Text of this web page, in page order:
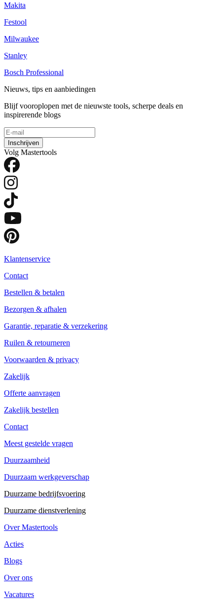
Makita
Festool
Milwaukee
Stanley
Bosch Professional
Nieuws, tips en aanbiedingen
Blijf vooroplopen met de nieuwste tools, scherpe deals en
inspirerende blogs
Inschrijven
Volg Mastertools
Klantenservice
Contact
Bestellen & betalen
Bezorgen & afhalen
Garantie, reparatie & verzekering
Ruilen & retourneren
Voorwaarden & privacy
Zakelijk
Offerte aanvragen
Zakelijk bestellen
Contact
Meest gestelde vragen
Duurzaamheid
Duurzaam werkgeverschap
Duurzame bedrijfsvoering
Duurzame dienstverlening
Over Mastertools
Acties
Blogs
Over ons
Vacatures